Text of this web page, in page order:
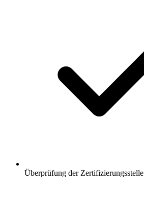
Überprüfung der Zertifizierungsstelle